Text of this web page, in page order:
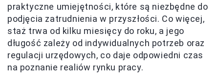
praktyczne umiejętności, które są niezbędne do
podjęcia zatrudnienia w przyszłości. Co więcej,
staż trwa od kilku miesięcy do roku, a jego
długość zależy od indywidualnych potrzeb oraz
regulacji urzędowych, co daje odpowiedni czas
na poznanie realiów rynku pracy.